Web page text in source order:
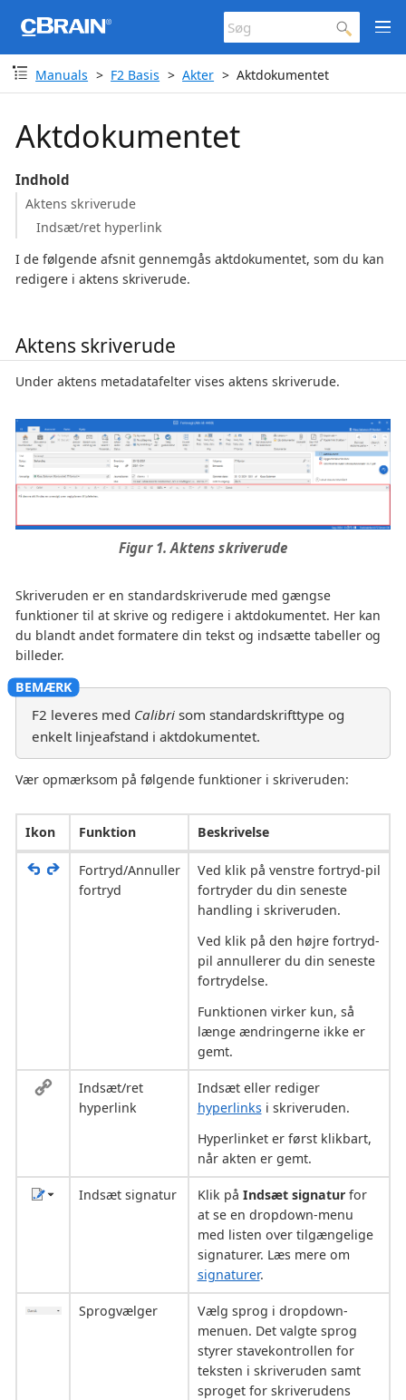
Manuals F2 Basis Akter Aktdokumentet
Aktdokumentet
Indhold
Aktens skriverude
Indsæt/ret hyperlink
I de følgende afsnit gennemgås aktdokumentet, som du kan
redigere i aktens skriverude.
Aktens skriverude
Under aktens metadatafelter vises aktens skriverude.
Figur 1. Aktens skriverude
Skriveruden er en standardskriverude med gængse
funktioner til at skrive og redigere i aktdokumentet. Her kan
du blandt andet formatere din tekst og indsætte tabeller og
billeder.
F2 leveres med Calibri som standardskrifttype og
enkelt linjeafstand i aktdokumentet.
Vær opmærksom på følgende funktioner i skriveruden:
Ikon Funktion Beskrivelse
Fortryd/Annuller
fortryd
Ved klik på venstre fortryd-pil
fortryder du din seneste
handling i skriveruden.
Ved klik på den højre fortryd-
pil annullerer du din seneste
fortrydelse.
Funktionen virker kun, så
længe ændringerne ikke er
gemt.
Indsæt/ret
hyperlink
Indsæt eller rediger
hyperlinks i skriveruden.
Hyperlinket er først klikbart,
når akten er gemt.
Indsæt signatur Klik på Indsæt signaturfor
at se en dropdown-menu
med listen over tilgængelige
signaturer. Læs mere om
signaturer.
Sprogvælger
Vælg sprog i dropdown-
menuen. Det valgte sprog
styrer stavekontrollen for
teksten i skriveruden samt
sproget for skriverudens